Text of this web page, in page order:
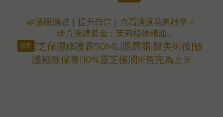
🌿溫暖撫慰｜提升自信｜含高濃度花露植萃＋
珍貴液體黃金：茉莉植物精油
🌿蘊含高濃度黃金茉莉精油，適合中乾性肌、
輕度敏感之臉部保濕使用。
💕適用於放鬆身心及胸部保養
靈芝